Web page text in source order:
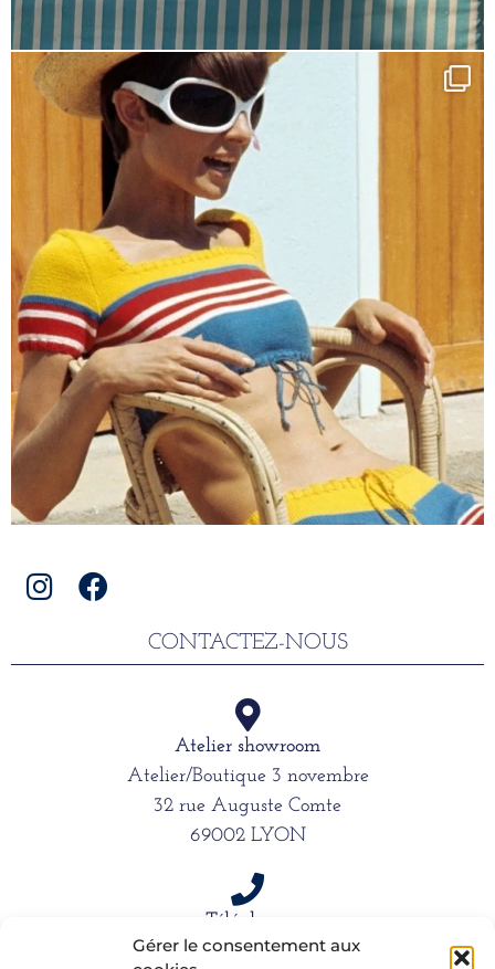
Gérer le consentement aux
CONTACTEZ-NOUS
Atelier showroom
Atelier/Boutique 3 novembre
32 rue Auguste Comte
69002 LYON
Téléphone
06 15 61 39 66